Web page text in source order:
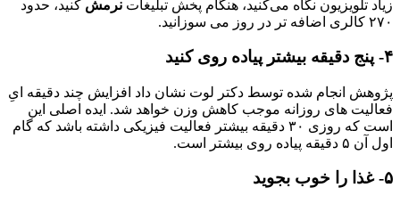
زیاد تلویزیون نگاه می‌کنید، هنگام پخش تبلیغات نرمش کنید، حدود
۲۷۰ کالری اضافه ‌تر در روز می‌ سوزانید.
۴- پنج دقیقه بیشتر پیاده‌ روی کنید
پژوهش انجام شده توسط دکتر لوت نشان داد افزایش چند دقیقه ‌ایِ
فعالیت‌ های روزانه موجب کاهش وزن خواهد شد. ایده اصلی این
است که روزی ۳۰ دقیقه بیشتر فعالیت فیزیکی داشته باشد که گام
اول آن ۵ دقیقه پیاده ‌روی بیشتر است.
۵- غذا را خوب بجوید